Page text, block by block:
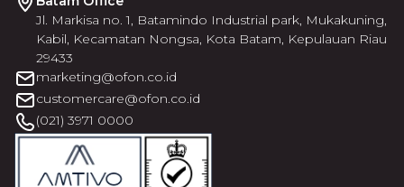
Jl. Markisa no. 1, Batamindo Industrial park, Mukakuning,
Kabil, Kecamatan Nongsa, Kota Batam, Kepulauan Riau
29433
marketing@ofon.co.id
customercare@ofon.co.id
(021) 3971 0000